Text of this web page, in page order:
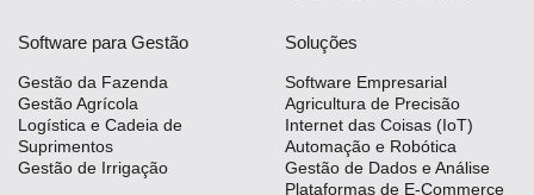
Software para Gestão
Gestão da Fazenda
Gestão Agrícola
Logística e Cadeia de
Suprimentos
Gestão de Irrigação
Soluções
Software Empresarial
Agricultura de Precisão
Internet das Coisas (IoT)
Automação e Robótica
Gestão de Dados e Análise
Plataformas de E-Commerce